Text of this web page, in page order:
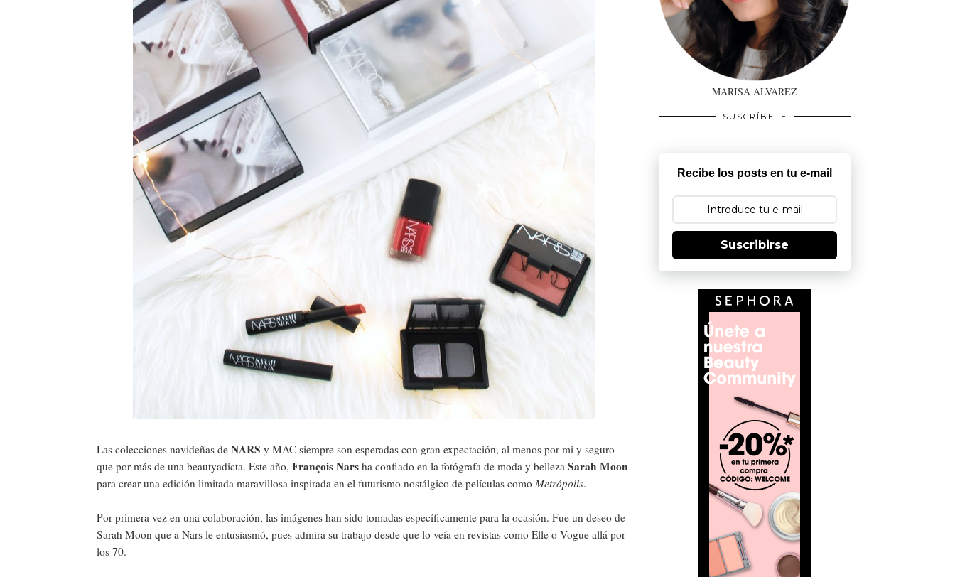
Las colecciones navideñas de NARS y MAC siempre son esperadas con gran expectación, al menos por mi y seguro
que por más de una beautyadicta. Este año, François Narsha confiado en la fotógrafa de moda y belleza Sarah Moon
para crear una edición limitada maravillosa inspirada en el futurismo nostálgico de películas como Metrópolis.
Por primera vez en una colaboración, las imágenes han sido tomadas específicamente para la ocasión. Fue un deseo de
Sarah Moon que a Nars le entusiasmó, pues admira su trabajo desde que lo veía en revistas como Elle o Vogue allá por
los 70.
MARISA ÁLVAREZ
SUSCRÍBETE
Recibe los posts en tu e-mail
Suscribirse